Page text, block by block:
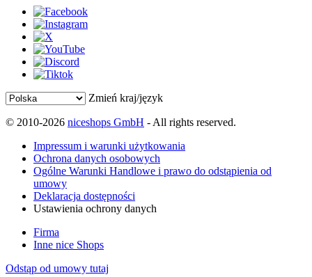
Zmień kraj/język
© 2010-2026 niceshops GmbH - All rights reserved.
Impressum i warunki użytkowania
Ochrona danych osobowych
Ogólne Warunki Handlowe i prawo do odstąpienia od
umowy
Deklaracja dostępności
Ustawienia ochrony danych
Firma
Inne nice Shops
Odstąp od umowy tutaj